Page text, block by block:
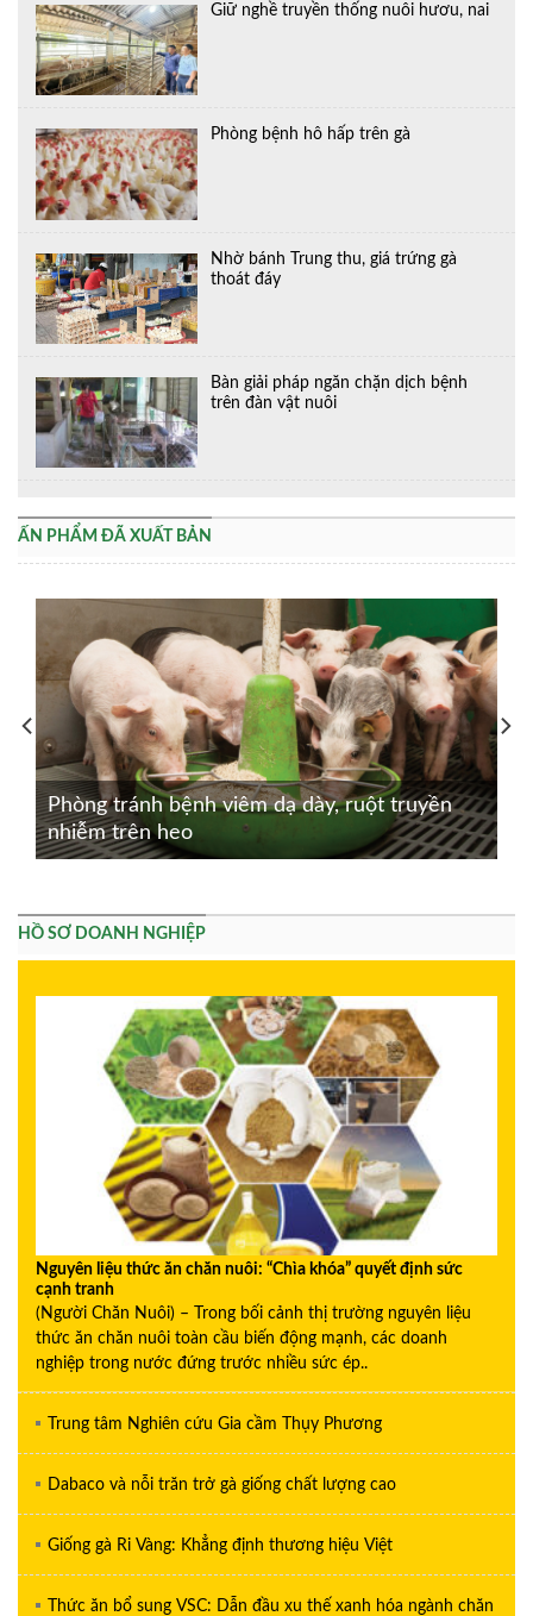
Giữ nghề truyền thống nuôi hươu, nai
Phòng bệnh hô hấp trên gà
Nhờ bánh Trung thu, giá trứng gà
thoát đáy
Bàn giải pháp ngăn chặn dịch bệnh
trên đàn vật nuôi
ẤN PHẨM ĐÃ XUẤT BẢN
Phòng tránh bệnh viêm dạ dày, ruột truyền
nhiễm trên heo
HỒ SƠ DOANH NGHIỆP
Nguyên liệu thức ăn chăn nuôi: “Chìa khóa” quyết định sức
cạnh tranh
(Người Chăn Nuôi) – Trong bối cảnh thị trường nguyên liệu
thức ăn chăn nuôi toàn cầu biến động mạnh, các doanh
nghiệp trong nước đứng trước nhiều sức ép..
Trung tâm Nghiên cứu Gia cầm Thụy Phương
Dabaco và nỗi trăn trở gà giống chất lượng cao
Giống gà Ri Vàng: Khẳng định thương hiệu Việt
Thức ăn bổ sung VSC: Dẫn đầu xu thế xanh hóa ngành chăn